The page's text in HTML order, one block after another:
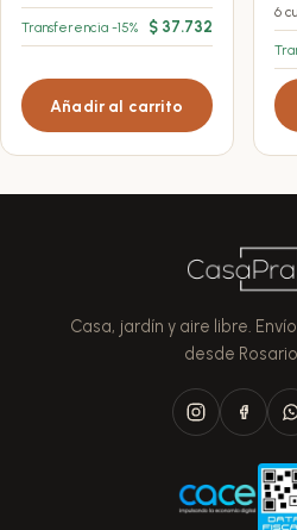
Transferencia -15% $ 37.732
Añadir al carrito
6
Casa, jardín y aire libre.
desde